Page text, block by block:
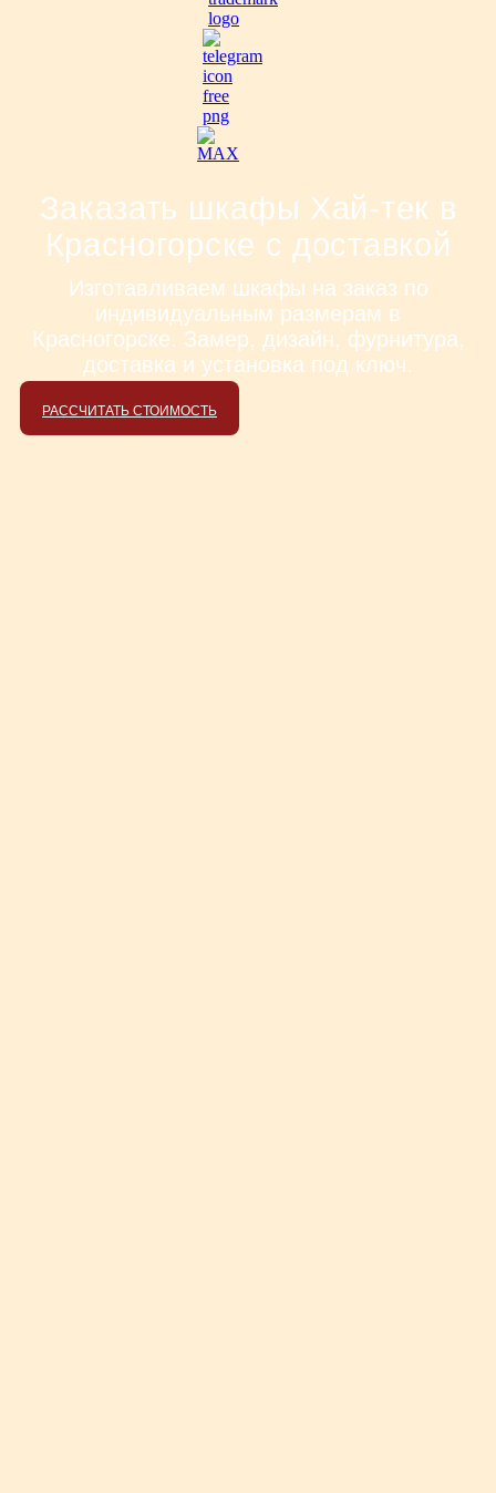
Заказать шкафы Хай-тек в
Красногорске с доставкой
Изготавливаем шкафы на заказ по
индивидуальным размерам в
Красногорске. Замер, дизайн, фурнитура,
доставка и установка под ключ.
РАССЧИТАТЬ СТОИМОСТЬ